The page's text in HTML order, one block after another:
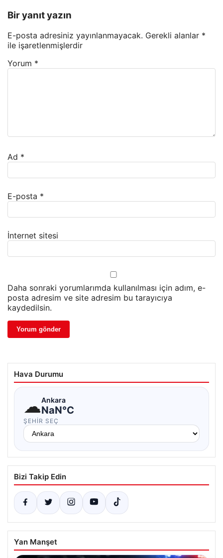
Bir yanıt yazın
E-posta adresiniz yayınlanmayacak. Gerekli alanlar *
ile işaretlenmişlerdir
Yorum *
Ad *
E-posta *
İnternet sitesi
Daha sonraki yorumlarımda kullanılması için adım, e-
posta adresim ve site adresim bu tarayıcıya
kaydedilsin.
Hava Durumu
☁Ankara
NaN°C
ŞEHIR SEÇ
Bizi Takip Edin
Yan Manşet